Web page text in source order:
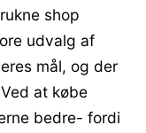
shop
udvalg af
mål, og der
at købe
bedre- fordi